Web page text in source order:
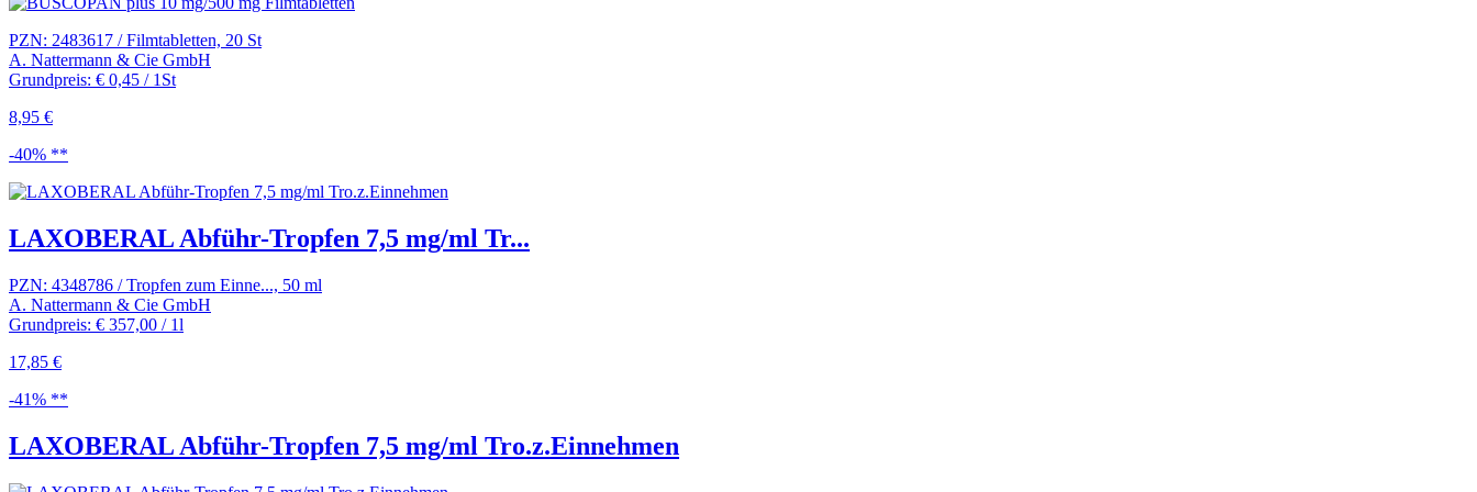
PZN: 2483617 / Filmtabletten, 20 St
A. Nattermann & Cie GmbH
Grundpreis: € 0,45 / 1St
8,95 €
-40% **
LAXOBERAL Abführ-Tropfen 7,5 mg/ml Tr...
PZN: 4348786 / Tropfen zum Einne..., 50 ml
A. Nattermann & Cie GmbH
Grundpreis: € 357,00 / 1l
17,85 €
-41% **
LAXOBERAL Abführ-Tropfen 7,5 mg/ml Tro.z.Einnehmen